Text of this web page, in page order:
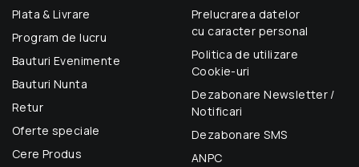
Plata & Livrare
Program de lucru
Bauturi Evenimente
Bauturi Nunta
Retur
Oferte speciale
Cere Produs
Prelucrarea datelor
cu caracter personal
Politica de utilizare
Cookie-uri
Dezabonare Newsletter /
Notificari
Dezabonare SMS
ANPC